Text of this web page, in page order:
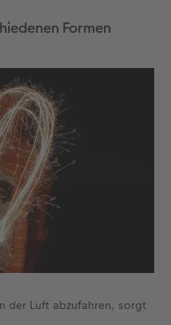
heran:
5 bis 30 Sekunden.
desto länger
offen
mittlere
f/5.6 bis f/8).
die ISO so
Beispiel ISO 100).
gegebenenfalls
Kamera
zu
einen Punkt in
Formen
der Luft abzufahren, sorgt